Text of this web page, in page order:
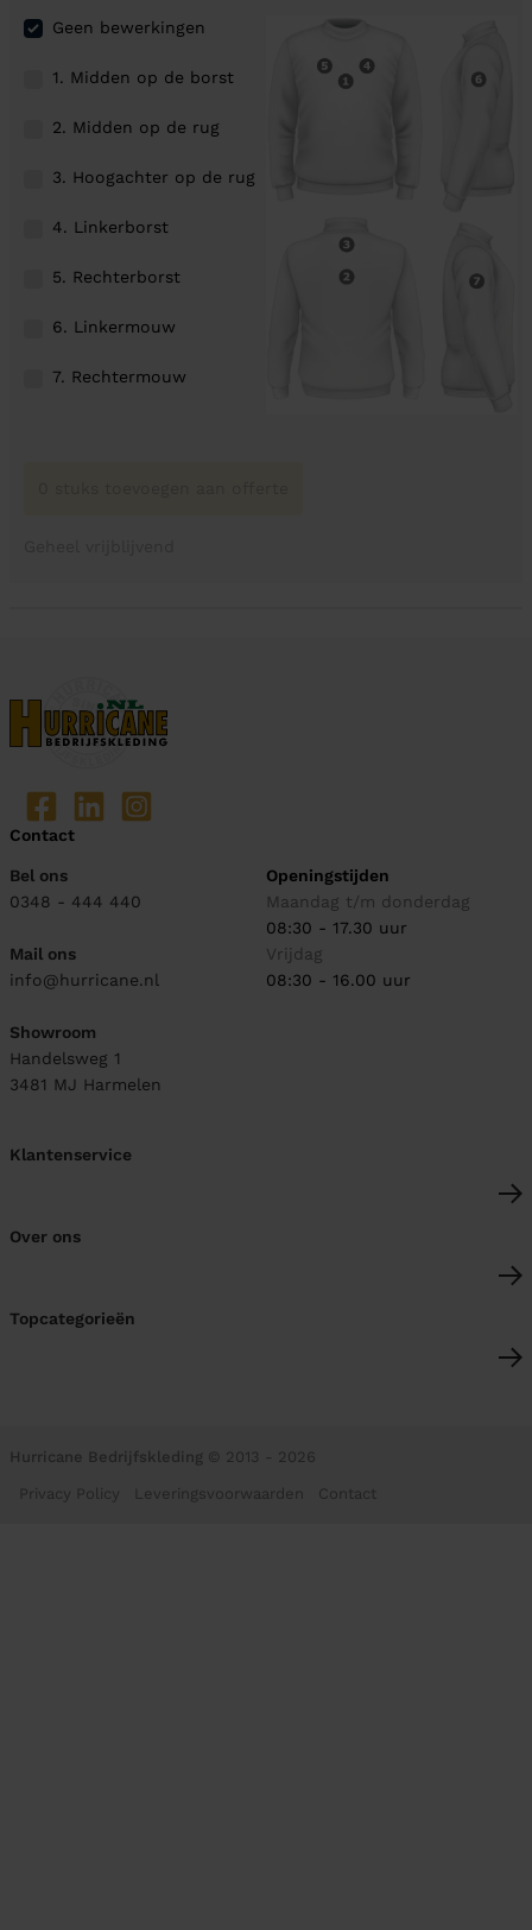
Geen bewerkingen
1. Midden op de borst
2. Midden op de rug
3. Hoogachter op de rug
4. Linkerborst
5. Rechterborst
6. Linkermouw
7. Rechtermouw
Contact
Bel ons
0348 - 444 440
Mail ons
info@hurricane.nl
Showroom
Handelsweg 1
3481 MJ Harmelen
Openingstijden
Maandag t/m donderdag
08:30 - 17.30 uur
Vrijdag
08:30 - 16.00 uur
Klantenservice
Over ons
Topcategorieën
Hurricane Bedrijfskleding © 2013 - 2026
Privacy Policy Leveringsvoorwaarden Contact